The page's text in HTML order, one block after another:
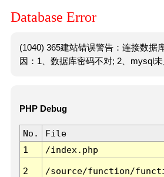
Database Error
(1040) 365建站错误警告：连接数据
因：1、数据库密码不对; 2、mysql未
PHP Debug
No. File
1
/index.php
2 /source/function/